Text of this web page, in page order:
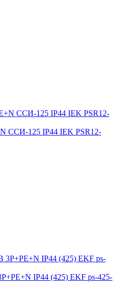
ССИ-125 IP44 IEK PSR12-
IP44 (425) EKF ps-425-